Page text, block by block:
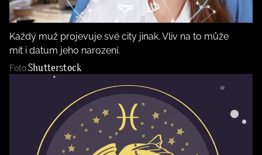
Rady a tipy
SVĚT ŽENY - 599 KČ
SADA PRODUKTŮ MANA (10 ks)
Každý muž projevuje své city jinak. Vliv na to může
mít i datum jeho narození.
Foto:Shutterstock